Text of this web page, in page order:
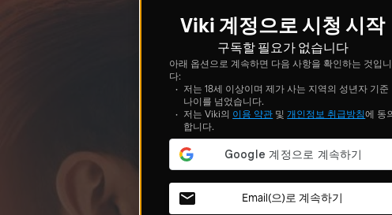
Viki 계정으로 시청 시작
구독할 필요가 없습니다
아래 옵션으로 계속하면 다음 사항을 확인하는 것입니
다:
저는 18세 이상이며 제가 사는 지역의 성년자 기준
나이를 넘었습니다.
저는 Viki의 이용 약관 및 개인정보 취급방침에 동
합니다.
Email(으)로 계속하기